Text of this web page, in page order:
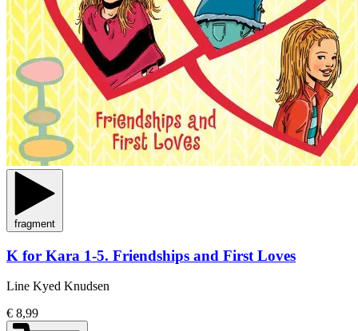
fragment
K for Kara 1-5. Friendships and First Loves
Line Kyed Knudsen
€ 8,99